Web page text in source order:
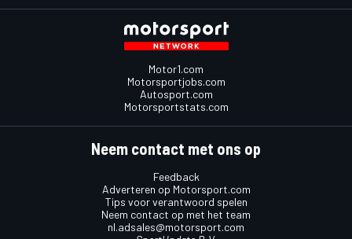
Motor1.com
Motorsportjobs.com
Autosport.com
Motorsportstats.com
Neem contact met ons op
Feedback
Adverteren op Motorsport.com
Tips voor verantwoord spelen
Neem contact op met het team
nl.adsales@motorsport.com